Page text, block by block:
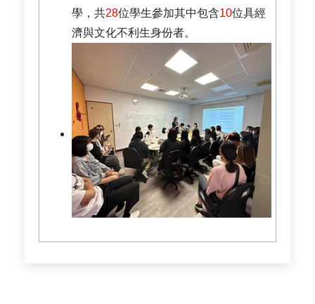
學，共28位學生參加其中包含10位具經
濟與文化不利生身份者。